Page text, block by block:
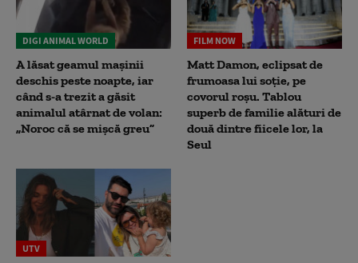
DIGI ANIMAL WORLD
A lăsat geamul mașinii
deschis peste noapte, iar
când s-a trezit a găsit
animalul atârnat de volan:
„Noroc că se mișcă greu”
FILM NOW
Matt Damon, eclipsat de
frumoasa lui soție, pe
covorul roșu. Tablou
superb de familie alături de
două dintre fiicele lor, la
Seul
UTV